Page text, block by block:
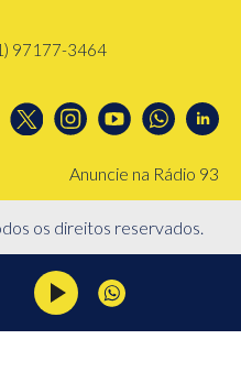
97177-3464
Anuncie na Rádio 93
os direitos reservados.